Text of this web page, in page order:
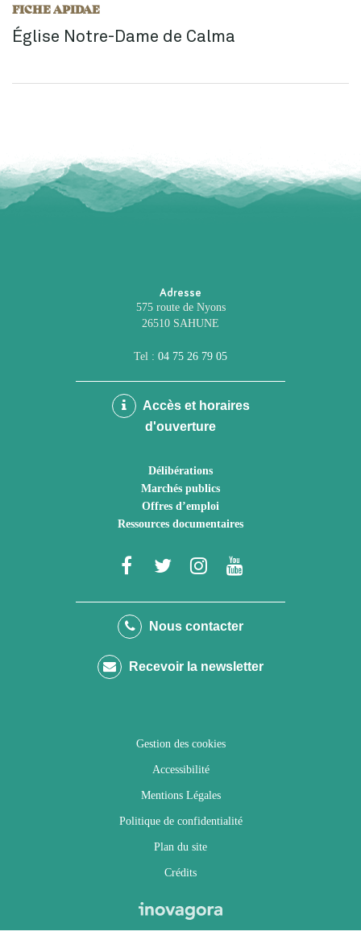
FICHE APIDAE
Église Notre-Dame de Calma
Adresse
575 route de Nyons
26510 SAHUNE
Tel : 04 75 26 79 05
Accès et horaires
d'ouverture
Délibérations
Marchés publics
Offres d’emploi
Ressources documentaires
Lien
le
Facebook
Lien
le
Twitter
Lien
le
Instagram
Youtube
Nous contacter
Recevoir la newsletter
Gestion des cookies
Accessibilité
Mentions Légales
Politique de confidentialité
Plan du site
Crédits